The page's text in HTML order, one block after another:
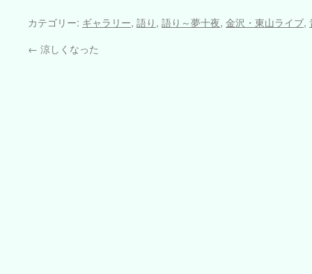
カテゴリー: ギャラリー, 語り, 語り～夢十夜, 金沢・東山ライブ,
← 涼しくなった